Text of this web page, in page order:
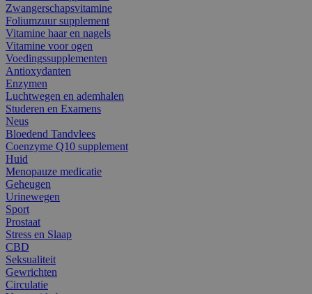
Zwangerschapsvitamine
Foliumzuur supplement
Vitamine haar en nagels
Vitamine voor ogen
Voedingssupplementen
Antioxydanten
Enzymen
Luchtwegen en ademhalen
Studeren en Examens
Neus
Bloedend Tandvlees
Coenzyme Q10 supplement
Huid
Menopauze medicatie
Geheugen
Urinewegen
Sport
Prostaat
Stress en Slaap
CBD
Seksualiteit
Gewrichten
Circulatie